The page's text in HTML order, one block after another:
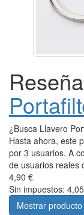
¿Busca Llavero
Hasta ahora, este
por 3 usuarios. A
de usuarios reales
4,90 €
Sin impuestos:
Mostrar producto